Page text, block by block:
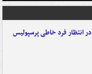
انتظار فرد خاطی پرسپولیس